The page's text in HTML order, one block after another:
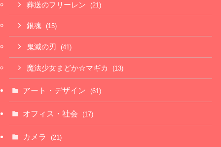
葬送のフリーレン (21)
銀魂 (15)
鬼滅の刃 (41)
魔法少女まどか☆マギカ (13)
アート・デザイン (61)
オフィス・社会 (17)
カメラ (21)